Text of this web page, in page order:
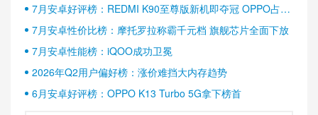
7月安卓好评榜：REDMI K90至尊版新机即夺冠 OPPO占据
半壁江山
7月安卓性价比榜：摩托罗拉称霸千元档 旗舰芯片全面下放
7月安卓性能榜：iQOO成功卫冕
2026年Q2用户偏好榜：涨价难挡大内存趋势
6月安卓好评榜：OPPO K13 Turbo 5G拿下榜首